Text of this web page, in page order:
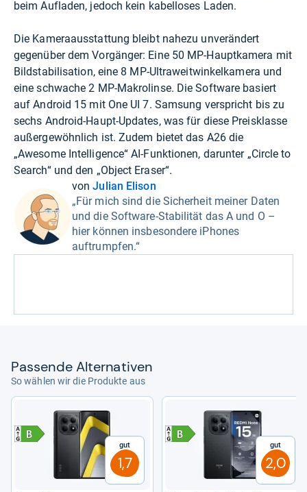
beim Aufladen, jedoch kein kabelloses Laden.
Die Kameraausstattung bleibt nahezu unverändert
gegenüber dem Vorgänger: Eine 50 MP-Hauptkamera mit
Bildstabilisation, eine 8 MP-Ultraweitwinkelkamera und
eine schwache 2 MP-Makrolinse. Die Software basiert
auf Android 15 mit One UI 7. Samsung verspricht bis zu
sechs Android-Haupt-Updates, was für diese Preisklasse
außergewöhnlich ist. Zudem bietet das A26 die
„Awesome Intelligence“ AI-Funktionen, darunter „Circle to
Search“ und den „Object Eraser“.
vonJulian Elison
„Für mich sind die Sicherheit meiner Daten
und die Software-Stabilität das A und O –
hier können insbesondere iPhones
auftrumpfen.“
Pas­sende Alter­na­ti­ven
So wählen wir die Produkte aus
Gut
1,7
Gut
2,0